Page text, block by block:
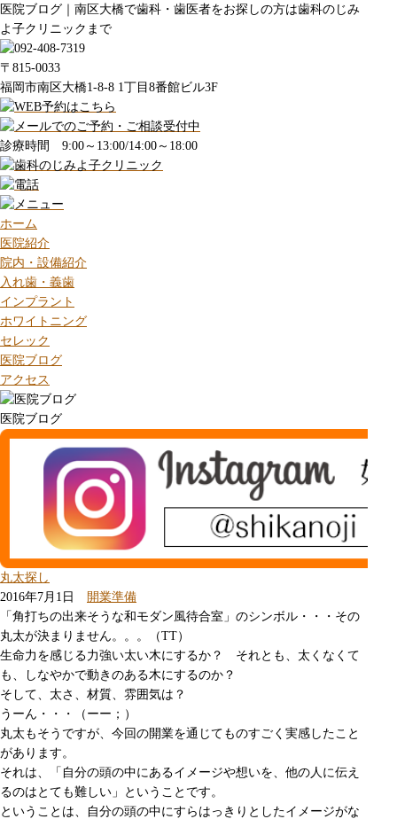
医院ブログ｜南区大橋で歯科・歯医者をお探しの方は歯科のじみ
よ子クリニックまで
〒815-0033
福岡市南区大橋1-8-8 1丁目8番館ビル3F
診療時間 9:00～13:00/14:00～18:00
ホーム
医院紹介
院内・設備紹介
入れ歯・義歯
インプラント
ホワイトニング
セレック
医院ブログ
アクセス
医院ブログ
丸太探し
2016年7月1日 開業準備
「角打ちの出来そうな和モダン風待合室」のシンボル・・・その
丸太が決まりません。。。（TT）
生命力を感じる力強い太い木にするか？ それとも、太くなくて
も、しなやかで動きのある木にするのか？
そして、太さ、材質、雰囲気は？
うーん・・・（ーー；）
丸太もそうですが、今回の開業を通じてものすごく実感したこと
があります。
それは、「自分の頭の中にあるイメージや想いを、他の人に伝え
るのはとても難しい」ということです。
ということは、自分の頭の中にすらはっきりとしたイメージがな